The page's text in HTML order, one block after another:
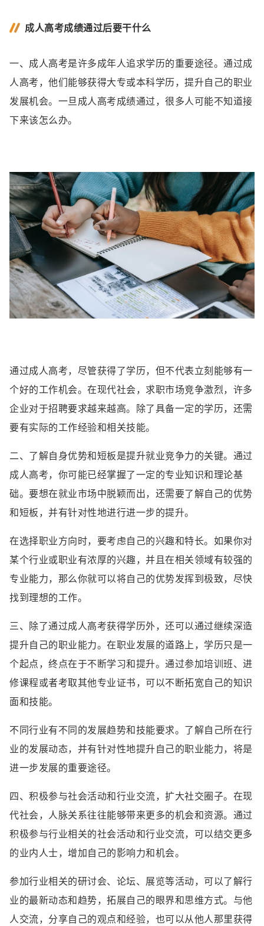
成人高考成绩通过后要干什么
一、成人高考是许多成年人追求学历的重要途径。通过成
人高考，他们能够获得大专或本科学历，提升自己的职业
发展机会。一旦成人高考成绩通过，很多人可能不知道接
下来该怎么办。
通过成人高考，尽管获得了学历，但不代表立刻能够有一
个好的工作机会。在现代社会，求职市场竞争激烈，许多
企业对于招聘要求越来越高。除了具备一定的学历，还需
要有实际的工作经验和相关技能。
二、了解自身优势和短板是提升就业竞争力的关键。通过
成人高考，你可能已经掌握了一定的专业知识和理论基
础。要想在就业市场中脱颖而出，还需要了解自己的优势
和短板，并有针对性地进行进一步的提升。
在选择职业方向时，要考虑自己的兴趣和特长。如果你对
某个行业或职业有浓厚的兴趣，并且在相关领域有较强的
专业能力，那么你就可以将自己的优势发挥到极致，尽快
找到理想的工作。
三、除了通过成人高考获得学历外，还可以通过继续深造
提升自己的职业能力。在职业发展的道路上，学历只是一
个起点，终点在于不断学习和提升。通过参加培训班、进
修课程或者考取其他专业证书，可以不断拓宽自己的知识
面和技能。
不同行业有不同的发展趋势和技能要求。了解自己所在行
业的发展动态，并有针对性地提升自己的职业能力，将是
进一步发展的重要途径。
四、积极参与社会活动和行业交流，扩大社交圈子。在现
代社会，人脉关系往往能够带来更多的机会和资源。通过
积极参与行业相关的社会活动和行业交流，可以结交更多
的业内人士，增加自己的影响力和机会。
参加行业相关的研讨会、论坛、展览等活动，可以了解行
业的最新动态和趋势，拓展自己的眼界和思维方式。与他
人交流，分享自己的观点和经验，也可以从他人那里获得